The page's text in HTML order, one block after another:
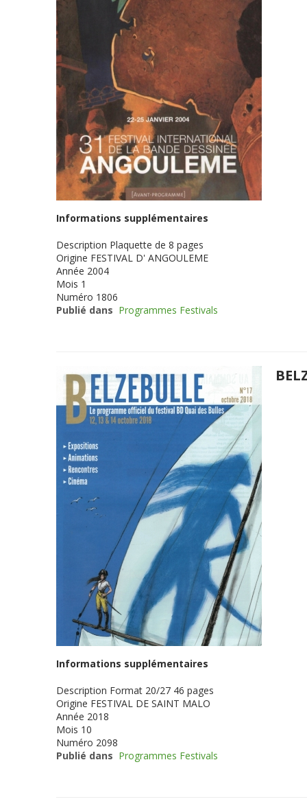
Informations supplémentaires
Description Plaquette de 8 pages
Origine FESTIVAL D' ANGOULEME
Année 2004
Mois 1
Numéro 1806
Publié dans Programmes Festivals
Informations supplémentaires
Description Format 20/27 46 pages
Origine FESTIVAL DE SAINT MALO
Année 2018
Mois 10
Numéro 2098
Publié dans Programmes Festivals